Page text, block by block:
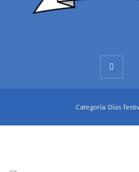
Categoría: Días